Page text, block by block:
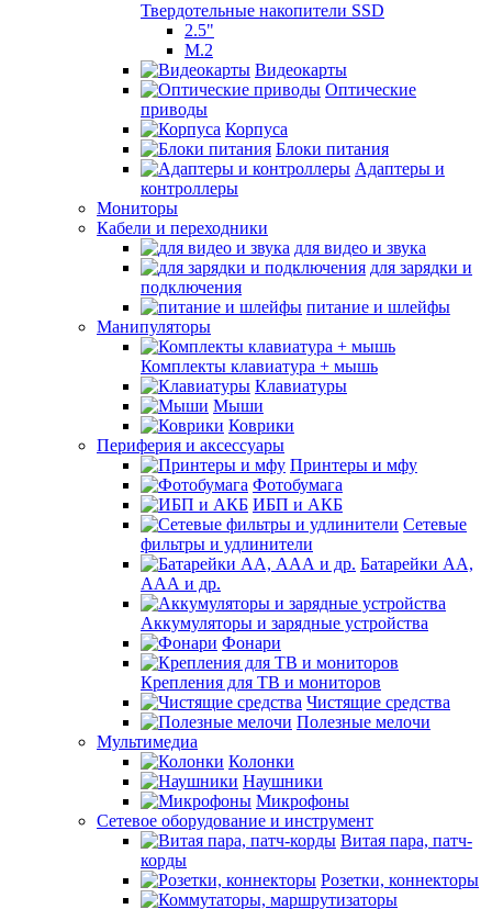
Твердотельные накопители SSD
2.5"
M.2
Видеокарты
Оптические
приводы
Корпуса
Блоки питания
Адаптеры и
контроллеры
Мониторы
Кабели и переходники
для видео и звука
для зарядки и
подключения
питание и шлейфы
Манипуляторы
Комплекты клавиатура + мышь
Клавиатуры
Мыши
Коврики
Периферия и аксессуары
Принтеры и мфу
Фотобумага
ИБП и АКБ
Сетевые
фильтры и удлинители
Батарейки АА,
ААА и др.
Аккумуляторы и зарядные устройства
Фонари
Крепления для ТВ и мониторов
Чистящие средства
Полезные мелочи
Мультимедиа
Колонки
Наушники
Микрофоны
Сетевое оборудование и инструмент
Витая пара, патч-
корды
Розетки, коннекторы